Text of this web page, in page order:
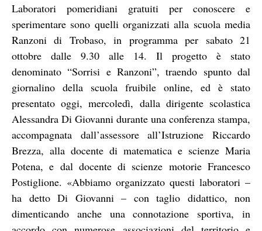
Laboratori pomeridiani gratuiti per conoscere e
sperimentare sono quelli organizzati alla scuola media
Ranzoni di Trobaso, in programma per sabato 21
ottobre dalle 9.30 alle 14. Il progetto è stato
denominato “Sorrisi e Ranzoni”, traendo spunto dal
giornalino della scuola fruibile online, ed è stato
presentato oggi, mercoledì, dalla dirigente scolastica
Alessandra Di Giovanni durante una conferenza stampa,
accompagnata dall’assessore all’Istruzione Riccardo
Brezza, alla docente di matematica e scienze Maria
Potena, e dal docente di scienze motorie Francesco
Postiglione. «Abbiamo organizzato questi laboratori –
ha detto Di Giovanni – con taglio didattico, non
dimenticando anche una connotazione sportiva, in